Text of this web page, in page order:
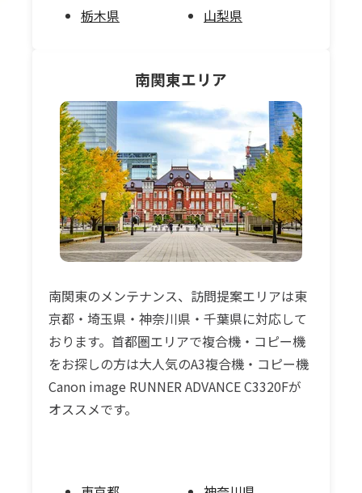
栃木県
山梨県
南関東エリア
南関東のメンテナンス、訪問提案エリアは東
京都・埼玉県・神奈川県・千葉県に対応して
おります。首都圏エリアで複合機・コピー機
をお探しの方は大人気のA3複合機・コピー機
Canon image RUNNER ADVANCE C3320Fが
オススメです。